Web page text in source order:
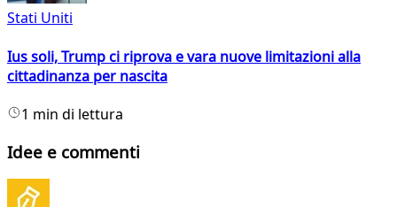
Stati Uniti
Ius soli, Trump ci riprova e vara nuove limitazioni alla
cittadinanza per nascita
1 min di lettura
Idee e commenti